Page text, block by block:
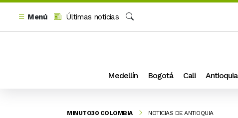
Menú
Últimas noticias
Medellín Bogotá Cali Antioquia
MINUTO30 COLOMBIA NOTICIAS DE ANTIOQUIA